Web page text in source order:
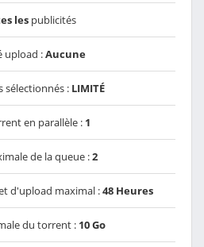
les publicités
upload :Aucune
sélectionnés : LIMITÉ
en parallèle : 1
de la queue :2
d'upload maximal :48 Heures
du torrent : 10 Go